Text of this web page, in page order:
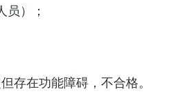
）；
存在功能障碍，不合格。